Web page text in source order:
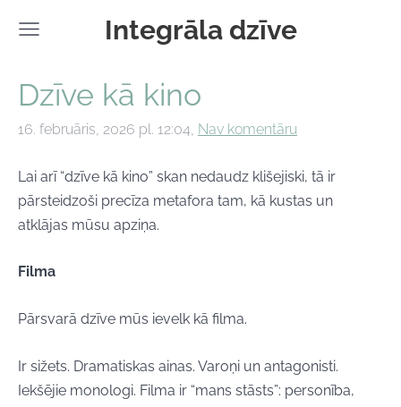
Integrāla dzīve
Dzīve kā kino
16. februāris, 2026 pl. 12:04, Nav komentāru
Lai arī “dzīve kā kino” skan nedaudz klišejiski, tā ir
pārsteidzoši precīza metafora tam, kā kustas un
atklājas mūsu apziņa.
Filma
Pārsvarā dzīve mūs ievelk kā filma.
Ir sižets. Dramatiskas ainas. Varoņi un antagonisti.
Iekšējie monologi. Filma ir “mans stāsts”: personība,